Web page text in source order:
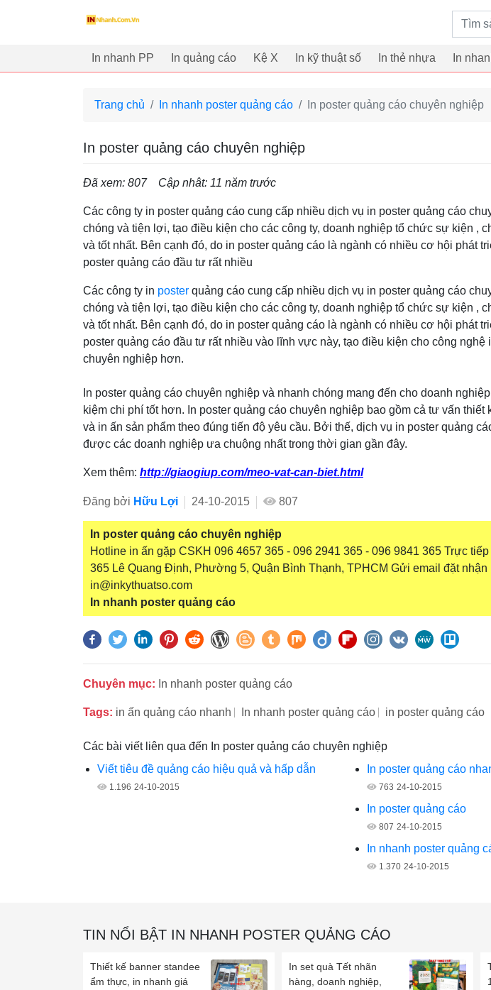
innhanh.com.vn Từ
In nhanh PP In quảng cáo Kệ X In kỹ thuật số In thẻ nhựa In
Trang chủ In nhanh poster quảng cáo In poster quảng cáo chuyên nghiệp
In poster quảng cáo chuyên nghiệp
Đã xem: 807 Cập nhât: 11 năm trước
Các công ty in poster quảng cáo cung cấp nhiều dịch vụ in poster quảng cáo
chóng và tiện lợi, tạo điều kiện cho các công ty, doanh nghiệp tổ chức sự kiện ,
và tốt nhất. Bên cạnh đó, do in poster quảng cáo là ngành có nhiều cơ hội phát
poster quảng cáo đầu tư rất nhiều
Các công ty in poster quảng cáo cung cấp nhiều dịch vụ in poster quảng cáo
chóng và tiện lợi, tạo điều kiện cho các công ty, doanh nghiệp tổ chức sự kiện ,
và tốt nhất. Bên cạnh đó, do in poster quảng cáo là ngành có nhiều cơ hội phát
poster quảng cáo đầu tư rất nhiều vào lĩnh vực này, tạo điều kiện cho công nghệ
chuyên nghiệp hơn.
In poster quảng cáo chuyên nghiệp và nhanh chóng mang đến cho doanh
kiệm chi phí tốt hơn. In poster quảng cáo chuyên nghiệp bao gồm cả tư vấn thiết
và in ấn sản phẩm theo đúng tiến độ yêu cầu. Bởi thế, dịch vụ in poster quảng
được các doanh nghiệp ưa chuộng nhất trong thời gian gần đây.
Xem thêm: http://giaogiup.com/meo-vat-can-biet.html
Đăng bởi Hữu Lợi 24-10-2015 807
In poster quảng cáo chuyên nghiệp
Hotline in ấn gặp CSKH 096 4657 365 - 096 2941 365 - 096 9841 365 Trực
365 Lê Quang Định, Phường 5, Quận Bình Thạnh, TPHCM Gửi email đặt nhận
in@inkythuatso.com
In nhanh poster quảng cáo
Chuyên mục: In nhanh poster quảng cáo
Tags: in ấn quảng cáo nhanh In nhanh poster quảng cáo in poster quảng cáo
Các bài viết liên qua đến In poster quảng cáo chuyên nghiệp
Viết tiêu đề quảng cáo hiệu quả và hấp dẫn
1.196 24-10-2015
In poster quảng cáo
763 24-10-2015
In poster quảng cáo
807 24-10-2015
In nhanh poster quảng
1.370 24-10-2015
TIN NỔI BẬT IN NHANH POSTER QUẢNG CÁO
Thiết kế banner standee
ẩm thực, in nhanh giá
In set quà Tết nhãn
hàng, doanh nghiệp,